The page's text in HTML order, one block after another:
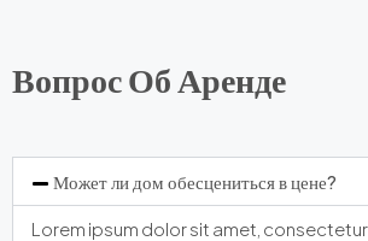
Вопрос Об Аренде
Может ли дом обесцениться в цене?
Lorem ipsum dolor sit amet,